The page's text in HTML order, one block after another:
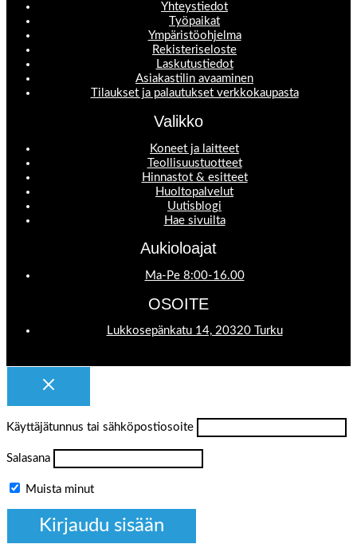
Yhteystiedot
Työpaikat
Ympäristöohjelma
Rekisteriseloste
Laskutustiedot
Asiakastilin avaaminen
Tilaukset ja palautukset verkkokaupasta
Valikko
Koneet ja laitteet
Teollisuustuotteet
Hinnastot & esitteet
Huoltopalvelut
Uutisblogi
Hae sivuilta
Aukioloajat
Ma-Pe 8:00-16.00
OSOITE
Lukkosepänkatu 14, 20320 Turku
Käyttäjätunnus tai sähköpostiosoite
Salasana
Muista minut